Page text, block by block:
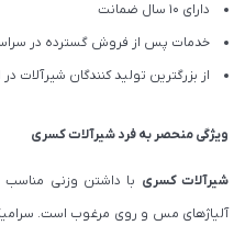
دارای 10 سال ضمانت
خدمات پس از فروش گسترده در
از بزرگترین تولید کنندگان شیرآلات در
ویژگی منحصر به فرد شیرآلات کسری
شیرآلات کسری با داشتن وزنی مناسب
آلیاژهای مس و روی مرغوب است. سرامیک